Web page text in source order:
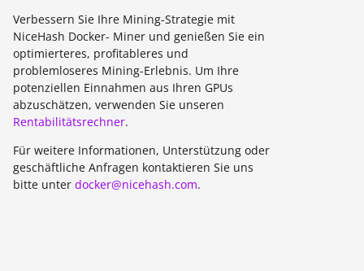
Verbessern Sie Ihre Mining-Strategie mit
NiceHash Docker- Miner und genießen Sie ein
optimierteres, profitableres und
problemloseres Mining-Erlebnis. Um Ihre
potenziellen Einnahmen aus Ihren GPUs
abzuschätzen, verwenden Sie unseren
Rentabilitätsrechner.
Für weitere Informationen, Unterstützung oder
geschäftliche Anfragen kontaktieren Sie uns
bitte unter docker@nicehash.com.